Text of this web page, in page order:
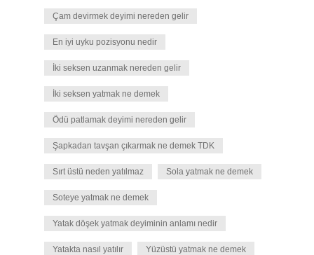
Çam devirmek deyimi nereden gelir
En iyi uyku pozisyonu nedir
İki seksen uzanmak nereden gelir
İki seksen yatmak ne demek
Ödü patlamak deyimi nereden gelir
Şapkadan tavşan çıkarmak ne demek TDK
Sırt üstü neden yatılmaz Sola yatmak ne demek
Soteye yatmak ne demek
Yatak döşek yatmak deyiminin anlamı nedir
Yatakta nasıl yatılır Yüzüstü yatmak ne demek